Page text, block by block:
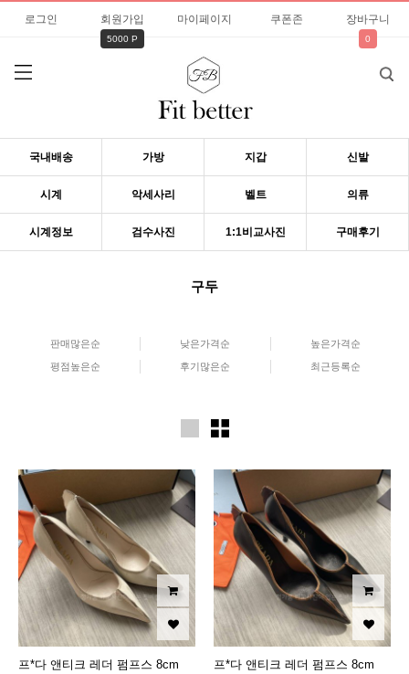
로그인 회원가입
5000 P
마이페이지 쿠폰존 장바구니
0
국내배송 가방 지갑 신발
시계 악세사리 벨트 의류
시계정보 검수사진 1:1비교사진 구매후기
구두
판매많은순 낮은가격순 높은가격순
평점높은순 후기많은순 최근등록순
프*다 앤티크 레더 펌프스 8cm 프*다 앤티크 레더 펌프스 8cm